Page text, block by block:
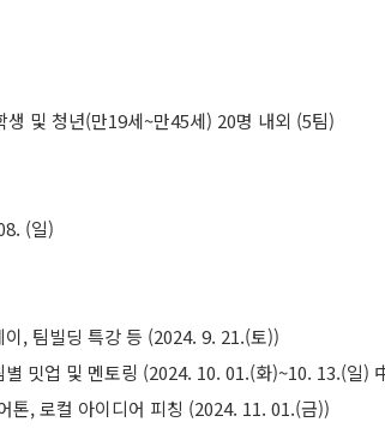
및 청년(만19세~만45세) 20명 내외 (5팀)
(일)
, 팀빌딩 특강 등 (2024. 9. 21.(토))
별 밋업 및 멘토링 (2024. 10. 01.(화)~10. 13.(일)
톤, 로컬 아이디어 피칭 (2024. 11. 01.(금))